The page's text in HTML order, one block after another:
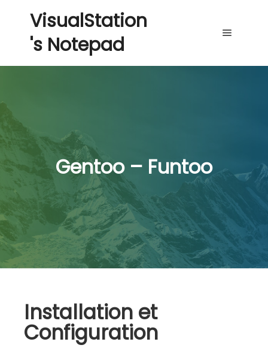
VisualStation
's Notepad
Gentoo – Funtoo
Installation et
Configuration